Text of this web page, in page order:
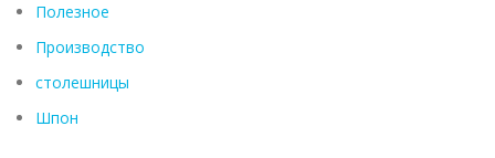
Полезное
Производство
столешницы
Шпон